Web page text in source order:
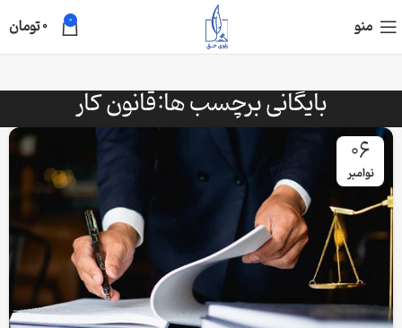
منو 0
0تومان
بایگانی برچسب ها:قانون کار
06
نوامبر